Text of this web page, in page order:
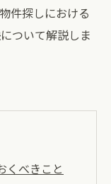
件探しにおける
ついて解説しま
くべきこと